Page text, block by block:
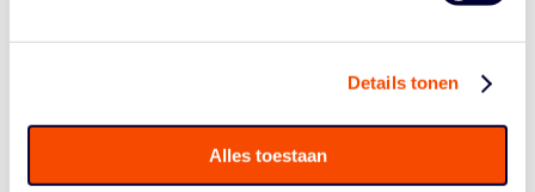
Details tonen
Alles toestaan